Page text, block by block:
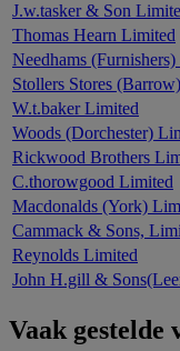
J.w.tasker & Son
Thomas Hearn Limited
Needhams
Stollers Stores (Barrow)
W.t.baker Limited
Woods (Dorchester)
Rickwood Brothers
C.thorowgood Limited
Macdonalds (York)
Cammack & Sons,
Reynolds Limited
John H.gill &
Vaak gestelde